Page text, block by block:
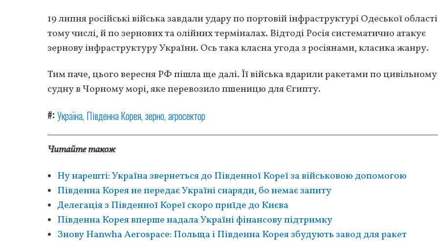
19 липня російські війська завдали удару по портовій інфраструктурі Одеської
тому числі, й по зернових та олійних терміналах. Відтоді Росія систематично атакує
зернову інфраструктуру України. Ось така класна угода з росіянами, класика жанру.
Тим паче, цього вересня РФ пішла ще далі. Її війська вдарили ракетами по цивільному
судну в Чорному морі, яке перевозило пшеницю для Єгипту.
# Україна Південна Корея зерно агросектор
Читайте також
Ну нарешті: Україна звернеться до Південної Кореї за військовою допомогою
Південна Корея не передає Україні снаряди, бо немає запиту
Делегація з Південної Кореї скоро приїде до Києва
Південна Корея вперше надала Україні фінансову підтримку
Знову Hanwha Aerospace: Польща і Південна Корея збудують завод для ракет